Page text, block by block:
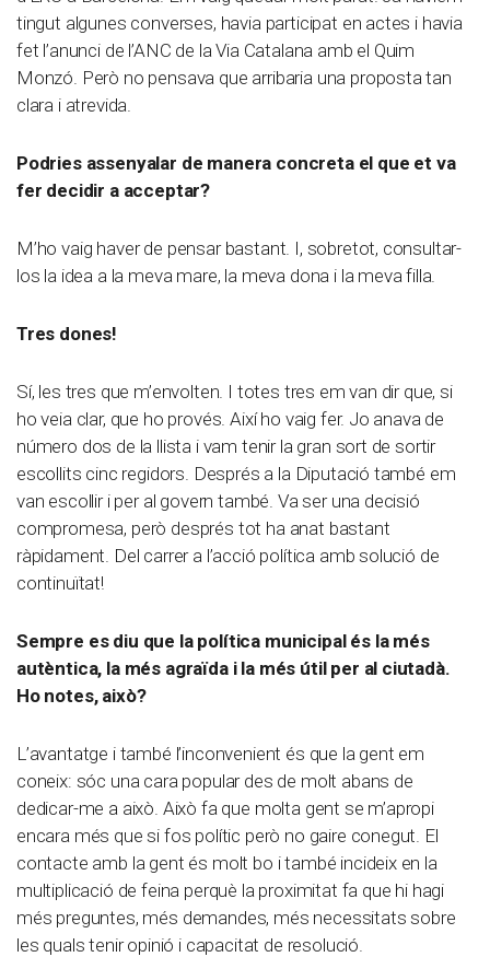
tingut algunes converses, havia participat en actes i havia
fet l’anunci de l’ANC de la Via Catalana amb el Quim
Monzó. Però no pensava que arribaria una proposta tan
clara i atrevida.
Podries assenyalar de manera concreta el que et va
fer decidir a acceptar?
M’ho vaig haver de pensar bastant. I, sobretot, consultar-
los la idea a la meva mare, la meva dona i la meva filla.
Tres dones!
Sí, les tres que m’envolten. I totes tres em van dir que, si
ho veia clar, que ho provés. Així ho vaig fer. Jo anava de
número dos de la llista i vam tenir la gran sort de sortir
escollits cinc regidors. Després a la Diputació també em
van escollir i per al govern també. Va ser una decisió
compromesa, però després tot ha anat bastant
ràpidament. Del carrer a l’acció política amb solució de
continuïtat!
Sempre es diu que la política municipal és la més
autèntica, la més agraïda i la més útil per al ciutadà.
Ho notes, això?
L’avantatge i també l’inconvenient és que la gent em
coneix: sóc una cara popular des de molt abans de
dedicar-me a això. Això fa que molta gent se m’apropi
encara més que si fos polític però no gaire conegut. El
contacte amb la gent és molt bo i també incideix en la
multiplicació de feina perquè la proximitat fa que hi hagi
més preguntes, més demandes, més necessitats sobre
les quals tenir opinió i capacitat de resolució.